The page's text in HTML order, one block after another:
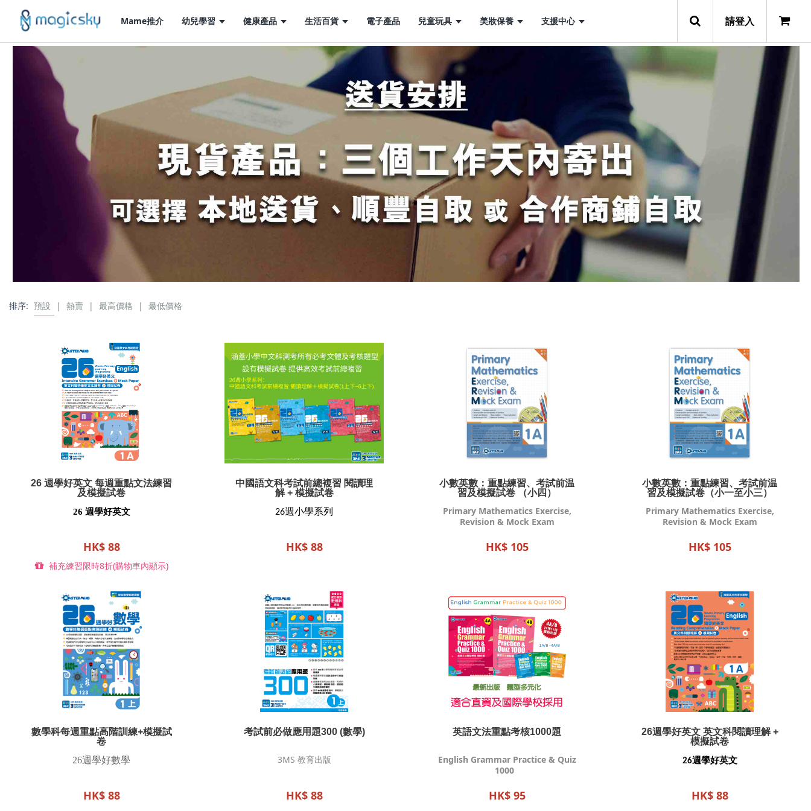
Mame推介 幼兒學習 健康產品 生活百貨 電子產品 兒童玩具 美妝保養 支援中心 請登入
排序: 預設 | 熱賣 | 最高價格 | 最低價格
26 週學好英文 每週重點文法練習
及模擬試卷
26 週學好英文
HK$ 88
補充練習限時8折(購物車內顯示)
中國語文科考試前總複習 閱讀理
解 + 模擬試卷
26週小學系列
HK$ 88
小數英數：重點練習、考試前温
習及模擬試卷 （小四）
Primary Mathematics Exercise,
Revision & Mock Exam
HK$ 105
小數英數：重點練習、考試前温
習及模擬試卷（小一至小三）
Primary Mathematics Exercise,
Revision & Mock Exam
HK$ 105
數學科每週重點高階訓練+模擬試
卷
26週學好數學
HK$ 88
考試前必做應用題300 (數學)
3MS 教育出版
HK$ 88
英語文法重點考核1000題
English Grammar Practice & Quiz
1000
HK$ 95
26週學好英文 英文科閱讀理解 +
模擬試卷
26週學好英文
HK$ 88